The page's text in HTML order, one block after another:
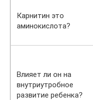
Карнитин это
аминокислота?
Влияет ли он на
внутриутробное
развитие ребенка?